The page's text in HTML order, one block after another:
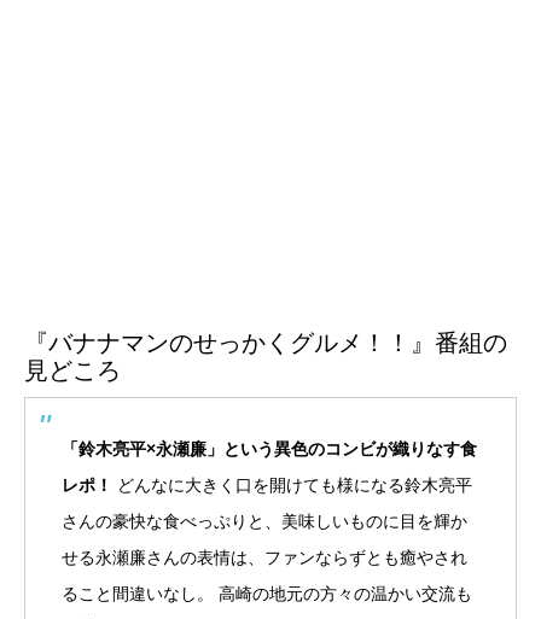
『バナナマンのせっかくグルメ！！』番組の
見どころ
「鈴木亮平×永瀬廉」という異色のコンビが織りなす食
レポ！
どんなに大きく口を開けても様になる鈴木亮平
さんの豪快な食べっぷりと、美味しいものに目を輝か
せる永瀬廉さんの表情は、ファンならずとも癒やされ
ること間違いなし。 高崎の地元の方々の温かい交流も